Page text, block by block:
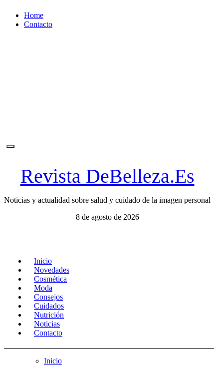
Home
Contacto
Revista DeBelleza.Es
Noticias y actualidad sobre salud y cuidado de la imagen personal
8 de agosto de 2026
Inicio
Novedades
Cosmética
Moda
Consejos
Cuidados
Nutrición
Noticias
Contacto
Inicio